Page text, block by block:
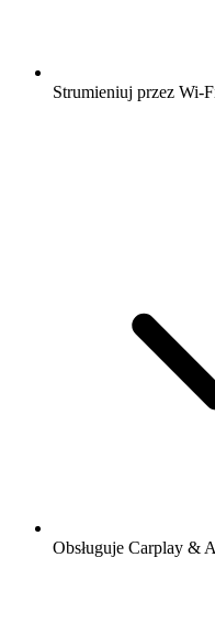
Strumieniuj przez Wi-
Obsługuje Carplay &